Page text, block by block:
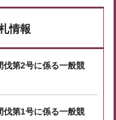
情報
伐第2号に係る一般競
伐第1号に係る一般競